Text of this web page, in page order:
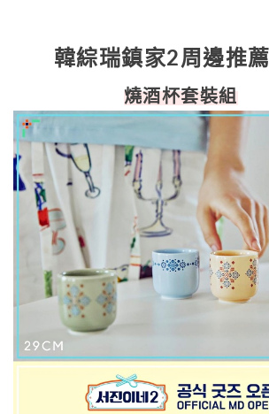
韓綜瑞鎮家2周邊推薦
燒酒杯套裝組